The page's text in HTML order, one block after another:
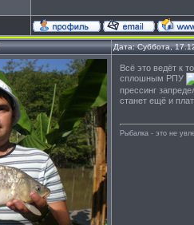
Дата: Суббота,
Всё это ведёт к
сплошным РПУ
прессинг
станет ещё и
Рыбалка - это не